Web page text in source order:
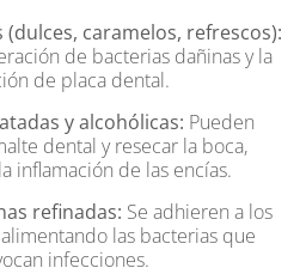
caramelos, refrescos):
de bacterias dañinas y la
de placa dental.
y alcohólicas: Pueden
dental y resecar la boca,
inflamación de las encías.
refinadas: Se adhieren a los
las bacterias que
infecciones.